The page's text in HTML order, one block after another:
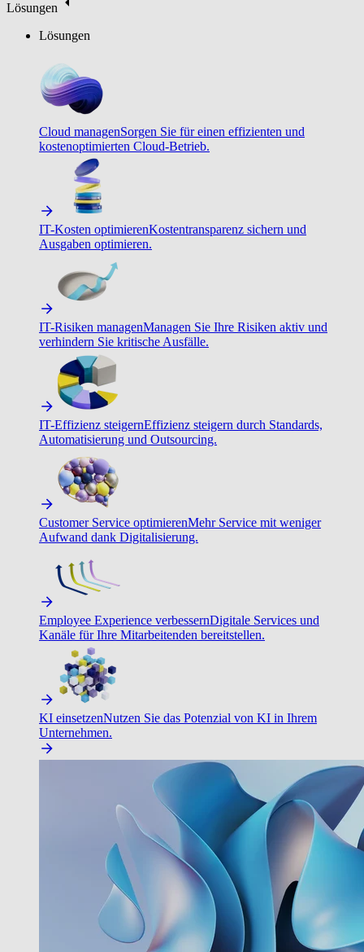
Lösungen
Lösungen
Cloud managenSorgen Sie für einen effizienten und
kostenoptimierten Cloud-Betrieb.
IT-Kosten optimierenKostentransparenz sichern und
Ausgaben optimieren.
IT-Risiken managenManagen Sie Ihre Risiken aktiv und
verhindern Sie kritische Ausfälle.
IT-Effizienz steigernEffizienz steigern durch Standards,
Automatisierung und Outsourcing.
Customer Service optimierenMehr Service mit weniger
Aufwand dank Digitalisierung.
Employee Experience verbessernDigitale Services und
Kanäle für Ihre Mitarbeitenden bereitstellen.
KI einsetzenNutzen Sie das Potenzial von KI in Ihrem
Unternehmen.